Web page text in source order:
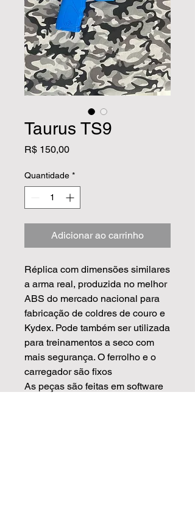
Taurus TS9
R$ 150,00Preço
Quantidade *
Adicionar ao carrinho
Réplica com dimensões similares
a arma real, produzida no melhor
ABS do mercado nacional para
fabricação de coldres de couro e
Kydex. Pode também ser utilizada
para treinamentos a seco com
mais segurança. O ferrolho e o
carregador são fixos
As peças são feitas em software